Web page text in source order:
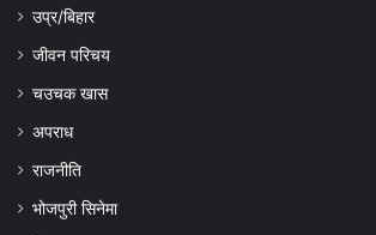
उप्र/बिहार
जीवन परिचय
चउचक खास
अपराध
राजनीति
भोजपुरी सिनेमा